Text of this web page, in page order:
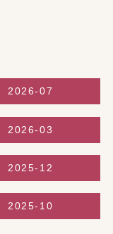
2026-07
2026-03
2025-12
2025-10